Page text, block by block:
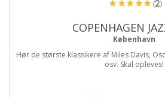
(2)
COPENHAGEN
København
Hør de største klassikere af Miles Davis,
osv. Skal opleves!